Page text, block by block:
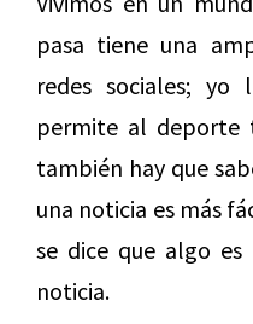
pasa tiene una
redes sociales; yo
permite al deporte
también hay que
una noticia es más
se dice que algo
noticia.